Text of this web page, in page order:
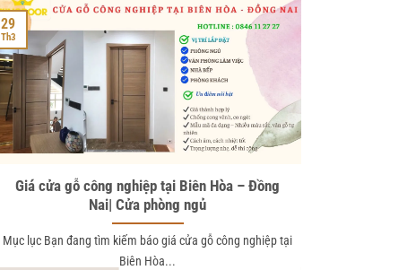
Giá cửa gỗ công nghiệp tại Biên Hòa – Đồng
Nai| Cửa phòng ngủ
Mục lục Bạn đang tìm kiếm báo giá cửa gỗ công nghiệp tại
Biên Hòa...
29
Th3